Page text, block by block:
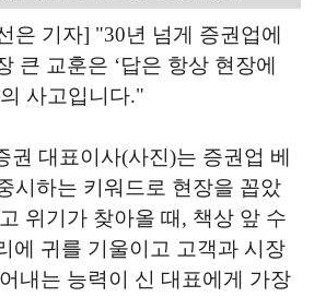
은 기자] "30년 넘게 증권업에
큰 교훈은 ‘답은 항상 현장에
사고입니다."
권 대표이사(사진)는 증권업 베
시하는 키워드로 현장을 꼽았
위기가 찾아올 때, 책상 앞 수
에 귀를 기울이고 고객과 시장
내는 능력이 신 대표에게 가장